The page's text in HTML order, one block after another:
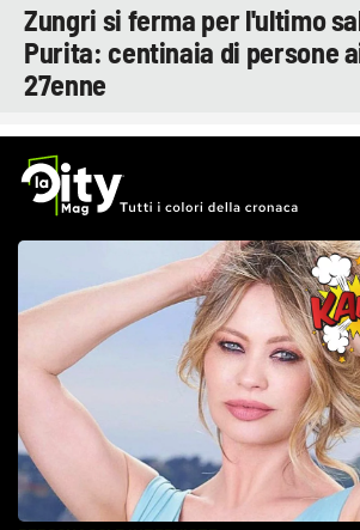
Zungri si ferma per l'ultimo
Purita: centinaia di persone
27enne